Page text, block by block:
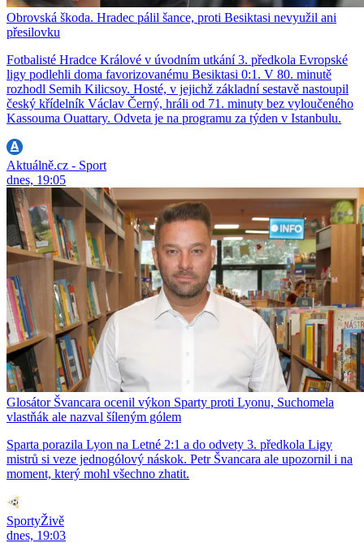
Obrovská škoda. Hradec pálil šance, proti Besiktasi nevyužil ani
přesilovku
Fotbalisté Hradce Králové v úvodním utkání 3. předkola Evropské
ligy podlehli doma favorizovanému Besiktasi 0:1. V 80. minutě
rozhodl Semih Kilicsoy. Hosté, v jejichž základní sestavě nastoupil
český křídelník Václav Černý, hráli od 71. minuty bez vyloučeného
Kassouma Ouattary. Odveta je na programu za týden v Istanbulu.
Aktuálně.cz - Sport
dnes, 19:05
Glosátor Švancara ocenil výkon Sparty proti Lyonu, Suchomela
vlastňák ale nazval šíleným gólem
Sparta porazila Lyon na Letné 2:1 a do odvety 3. předkola Ligy
mistrů si veze jednogólový náskok. Petr Švancara ale upozornil i na
moment, který mohl všechno zhatit.
SportyŽivě
dnes, 19:03